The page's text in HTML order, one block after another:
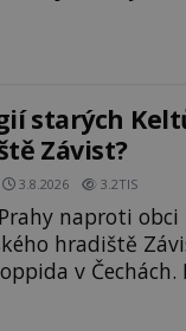
starých
Závist?
3.8.2026 3.2TIS
naproti obci
hradiště
v Čechách.
po kdysi
terénu patrné